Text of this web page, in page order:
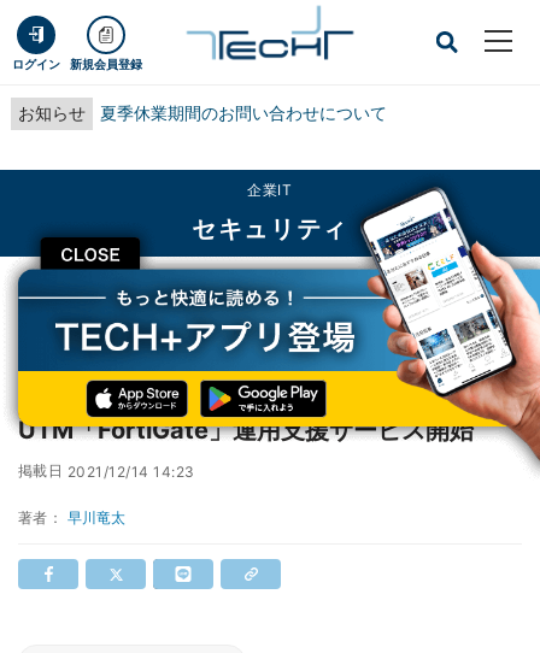
ログイン 新規会員登録
お知らせ 夏季休業期間のお問い合わせについて
CLOSE
企業IT
セキュリティ
TECH+ 企業IT
セキュリティ
キヤノンITS、中堅企業向けUTM「FortiGate」運用支援サービス開始
キヤノンITS、中堅企業向け
UTM「FortiGate」運用支援サービス開始
掲載日 2021/12/14 14:23
著者： 早川竜太